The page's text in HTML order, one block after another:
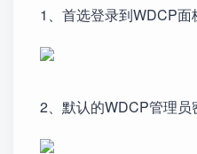
1、首选登录到WDCP面
2、默认的WDCP管理员